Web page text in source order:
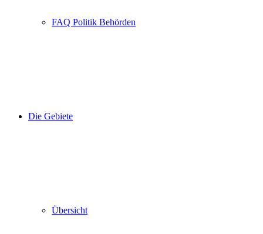
FAQ Politik Behörden
Die Gebiete
Übersicht